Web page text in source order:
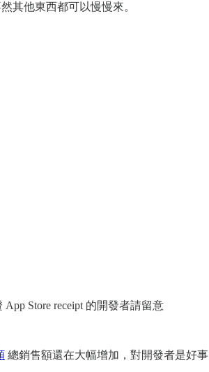
其他東西都可以慢慢來。
App Store receipt 的開發者請留意
總銷售額還在大幅增加，對開發者是好事